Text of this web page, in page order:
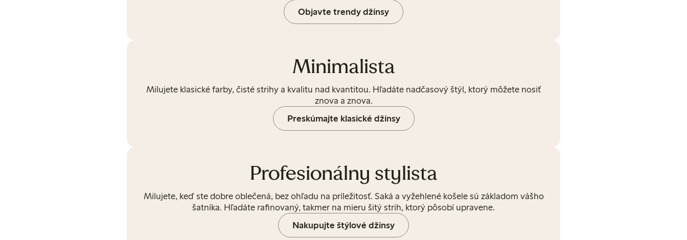
Objavte trendy džínsy
Minimalista
Milujete klasické farby, čisté strihy a kvalitu nad kvantitou. Hľadáte nadčasový štýl, ktorý môžete nosiť
znova a znova.
Preskúmajte klasické džínsy
Profesionálny stylista
Milujete, keď ste dobre oblečená, bez ohľadu na príležitosť. Saká a vyžehlené košele sú základom vášho
šatníka. Hľadáte rafinovaný, takmer na mieru šitý strih, ktorý pôsobí upravene.
Nakupujte štýlové džínsy